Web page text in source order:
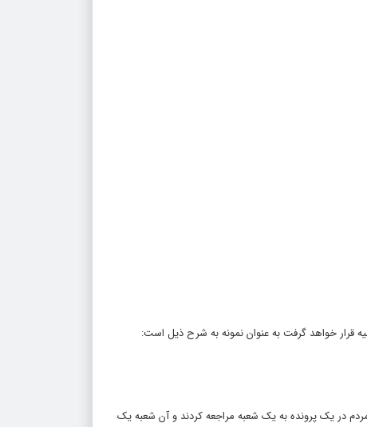
خواهد گرفت به عنوان نمونه به شرح ذیل است:
در یک پرونده به یک شعبه مراجعه کردند و آن شعبه یک